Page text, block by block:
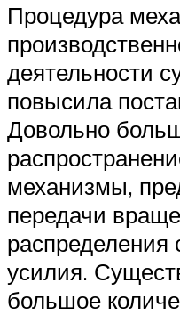
Процедура
деятельности
повысила
Довольно
механизмы,
передачи
распределения
усилия.
большое